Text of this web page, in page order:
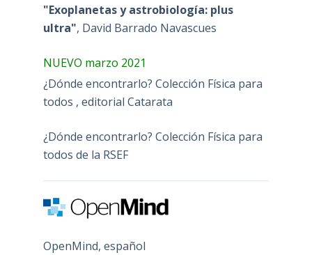
"Exoplanetas y astrobiología: plus
ultra", David Barrado Navascues
NUEVO marzo 2021
¿Dónde encontrarlo? Colección Física para
todos , editorial Catarata
¿Dónde encontrarlo? Colección Física para
todos de la RSEF
OpenMind, español